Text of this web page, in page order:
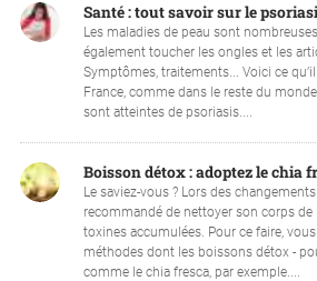
Santé : tout savoir sur le
Les maladies de peau sont
également toucher les ongles et les
Symptômes, traitements... Voici ce
France, comme dans le reste du
sont atteintes de psoriasis....
Boisson détox : adoptez le chia
Le saviez-vous ? Lors des
recommandé de nettoyer son corps de
toxines accumulées. Pour ce faire,
méthodes dont les boissons détox -
comme le chia fresca, par exemple....